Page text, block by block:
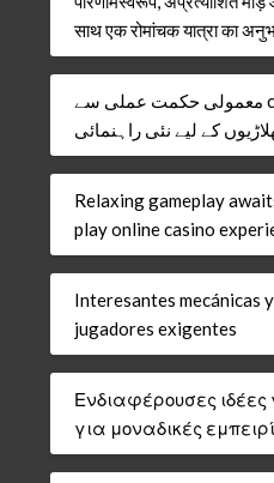
साथ एक रोमांचक यात्रा का
معمولی حکمت عملی سے chicken road game کا
کے لیے نئی راہنمائی
Relaxing gameplay
play online casino
Interesantes mecánicas
jugadores exigentes
Ενδιαφέρουσες
για μοναδικές